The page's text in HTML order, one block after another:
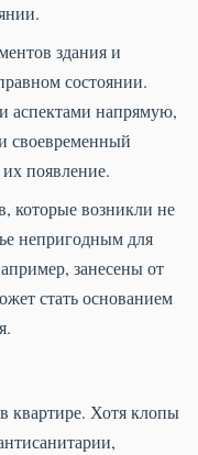
здания и
состоянии.
аспектами напрямую,
своевременный
появление.
которые возникли не
непригодным для
занесены от
стать основанием
квартире. Хотя клопы